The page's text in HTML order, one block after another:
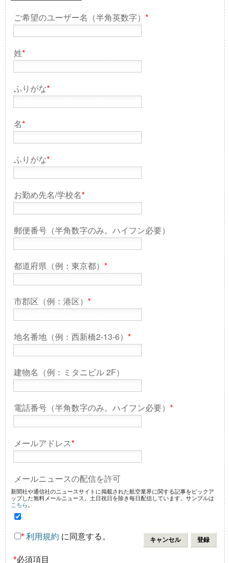
ご希望のユーザー名（半角英数字） *
姓*
ふりがな*
名*
ふりがな*
お勤め先名/学校名*
郵便番号（半角数字のみ。ハイフン必要）
都道府県（例：東京都） *
市郡区（例：港区） *
地名番地（例：西新橋2-13-6） *
建物名（例：ミタニビル 2F）
電話番号（半角数字のみ。ハイフン必要） *
メールアドレス*
メールニュースの配信を許可
新聞社や通信社のニュースサイトに掲載された航空業界に関する記事をピックア
ップした無料メールニュース。土日祝日を除き毎日配信しています。サンプルは
こちら
* 利用規約 に同意する。
*必須項目